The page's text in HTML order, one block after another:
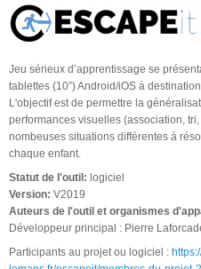
Jeu sérieux d’apprentissage se
tablettes (10”) Android/iOS à
L'objectif est de permettre la
performances visuelles (association,
nombeuses situations différentes à
chaque enfant.
Statut de l'outil: logiciel
Version: V2019
Auteurs de l'outil et organismes
Développeur principal : Pierre
Participants au projet ou logiciel :